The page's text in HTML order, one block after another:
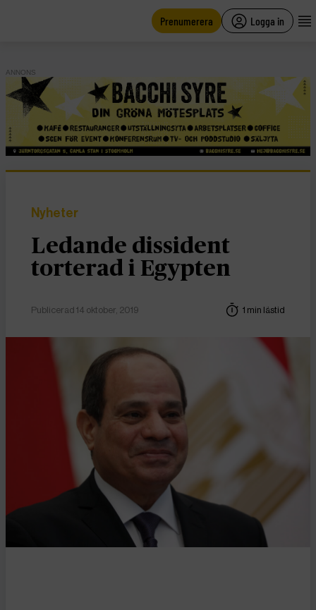
Prenumerera Logga in
ANNONS
Nyheter
Ledande dissident
torterad i Egypten
Publicerad 14 oktober, 2019 1 min lästid